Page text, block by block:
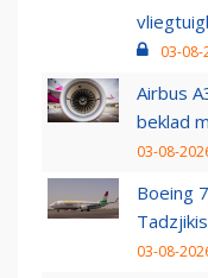
03-08-
Airbus
beklad
03-08-
Boeing
03-08-